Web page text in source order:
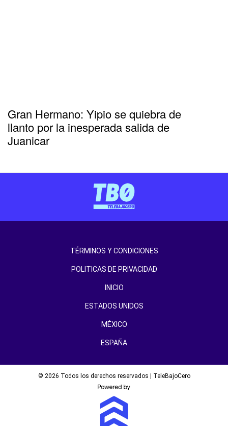
Gran Hermano: Yipio se quiebra de
llanto por la inesperada salida de
Juanicar
TÉRMINOS Y CONDICIONES
POLITICAS DE PRIVACIDAD
INICIO
ESTADOS UNIDOS
MÉXICO
ESPAÑA
© 2026 Todos los derechos reservados | TeleBajoCero